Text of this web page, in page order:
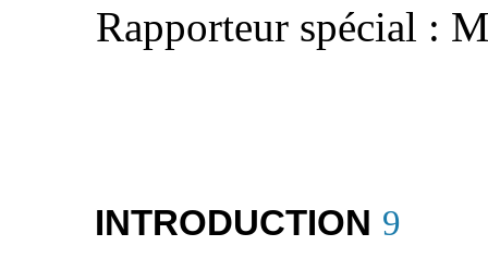
Rapporteur spécial :
INTRODUCTION 9